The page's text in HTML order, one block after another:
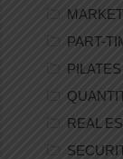
PART-
REAL